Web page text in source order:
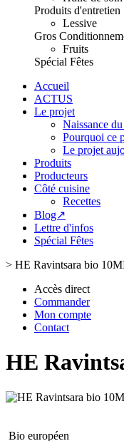
Produits d'entretien
Lessive
Gros
Fruits
Spécial Fêtes
Accueil
ACTUS
Le projet
Naissance
Pourquoi ce
Le projet
Produits
Producteurs
Côté cuisine
Recettes
Blog↗
Lettre d'infos
Spécial Fêtes
> HE Ravintsara bio
Accès direct
Commander
Mon compte
Contact
HE
Bio européen